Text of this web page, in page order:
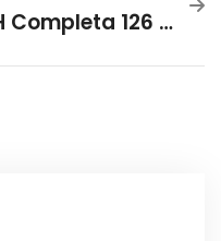
BH Completa 126 Anos Com Programação Especial!